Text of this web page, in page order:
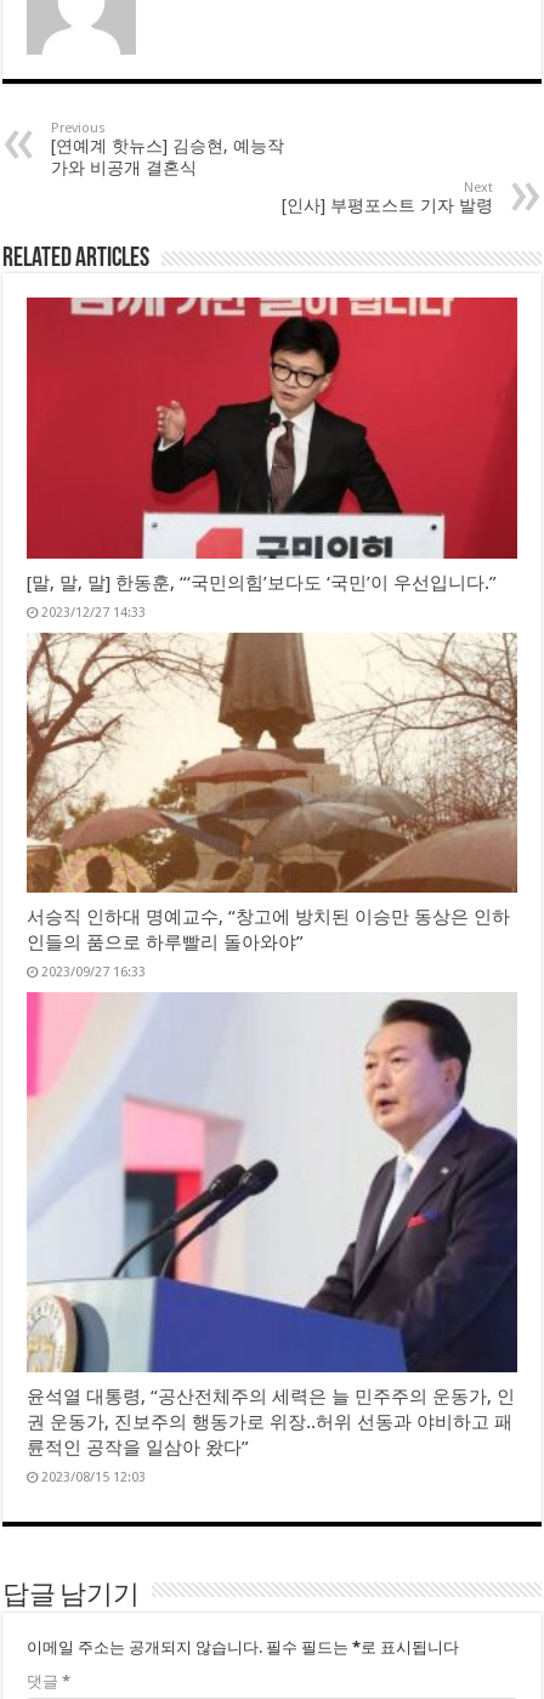
Previous
[연예계 핫뉴스] 김승현, 예능작
가와 비공개 결혼식
Next
[인사] 부평포스트 기자 발령
Related Articles
[말, 말, 말] 한동훈, “‘국민의힘’보다도 ‘국민’이 우선입니다.”
2023/12/27 14:33
서승직 인하대 명예교수, “창고에 방치된 이승만 동상은 인하
인들의 품으로 하루빨리 돌아와야”
2023/09/27 16:33
윤석열 대통령, “공산전체주의 세력은 늘 민주주의 운동가, 인
권 운동가, 진보주의 행동가로 위장..허위 선동과 야비하고 패
륜적인 공작을 일삼아 왔다”
2023/08/15 12:03
답글 남기기
이메일 주소는 공개되지 않습니다. 필수 필드는*로 표시됩니다
댓글*